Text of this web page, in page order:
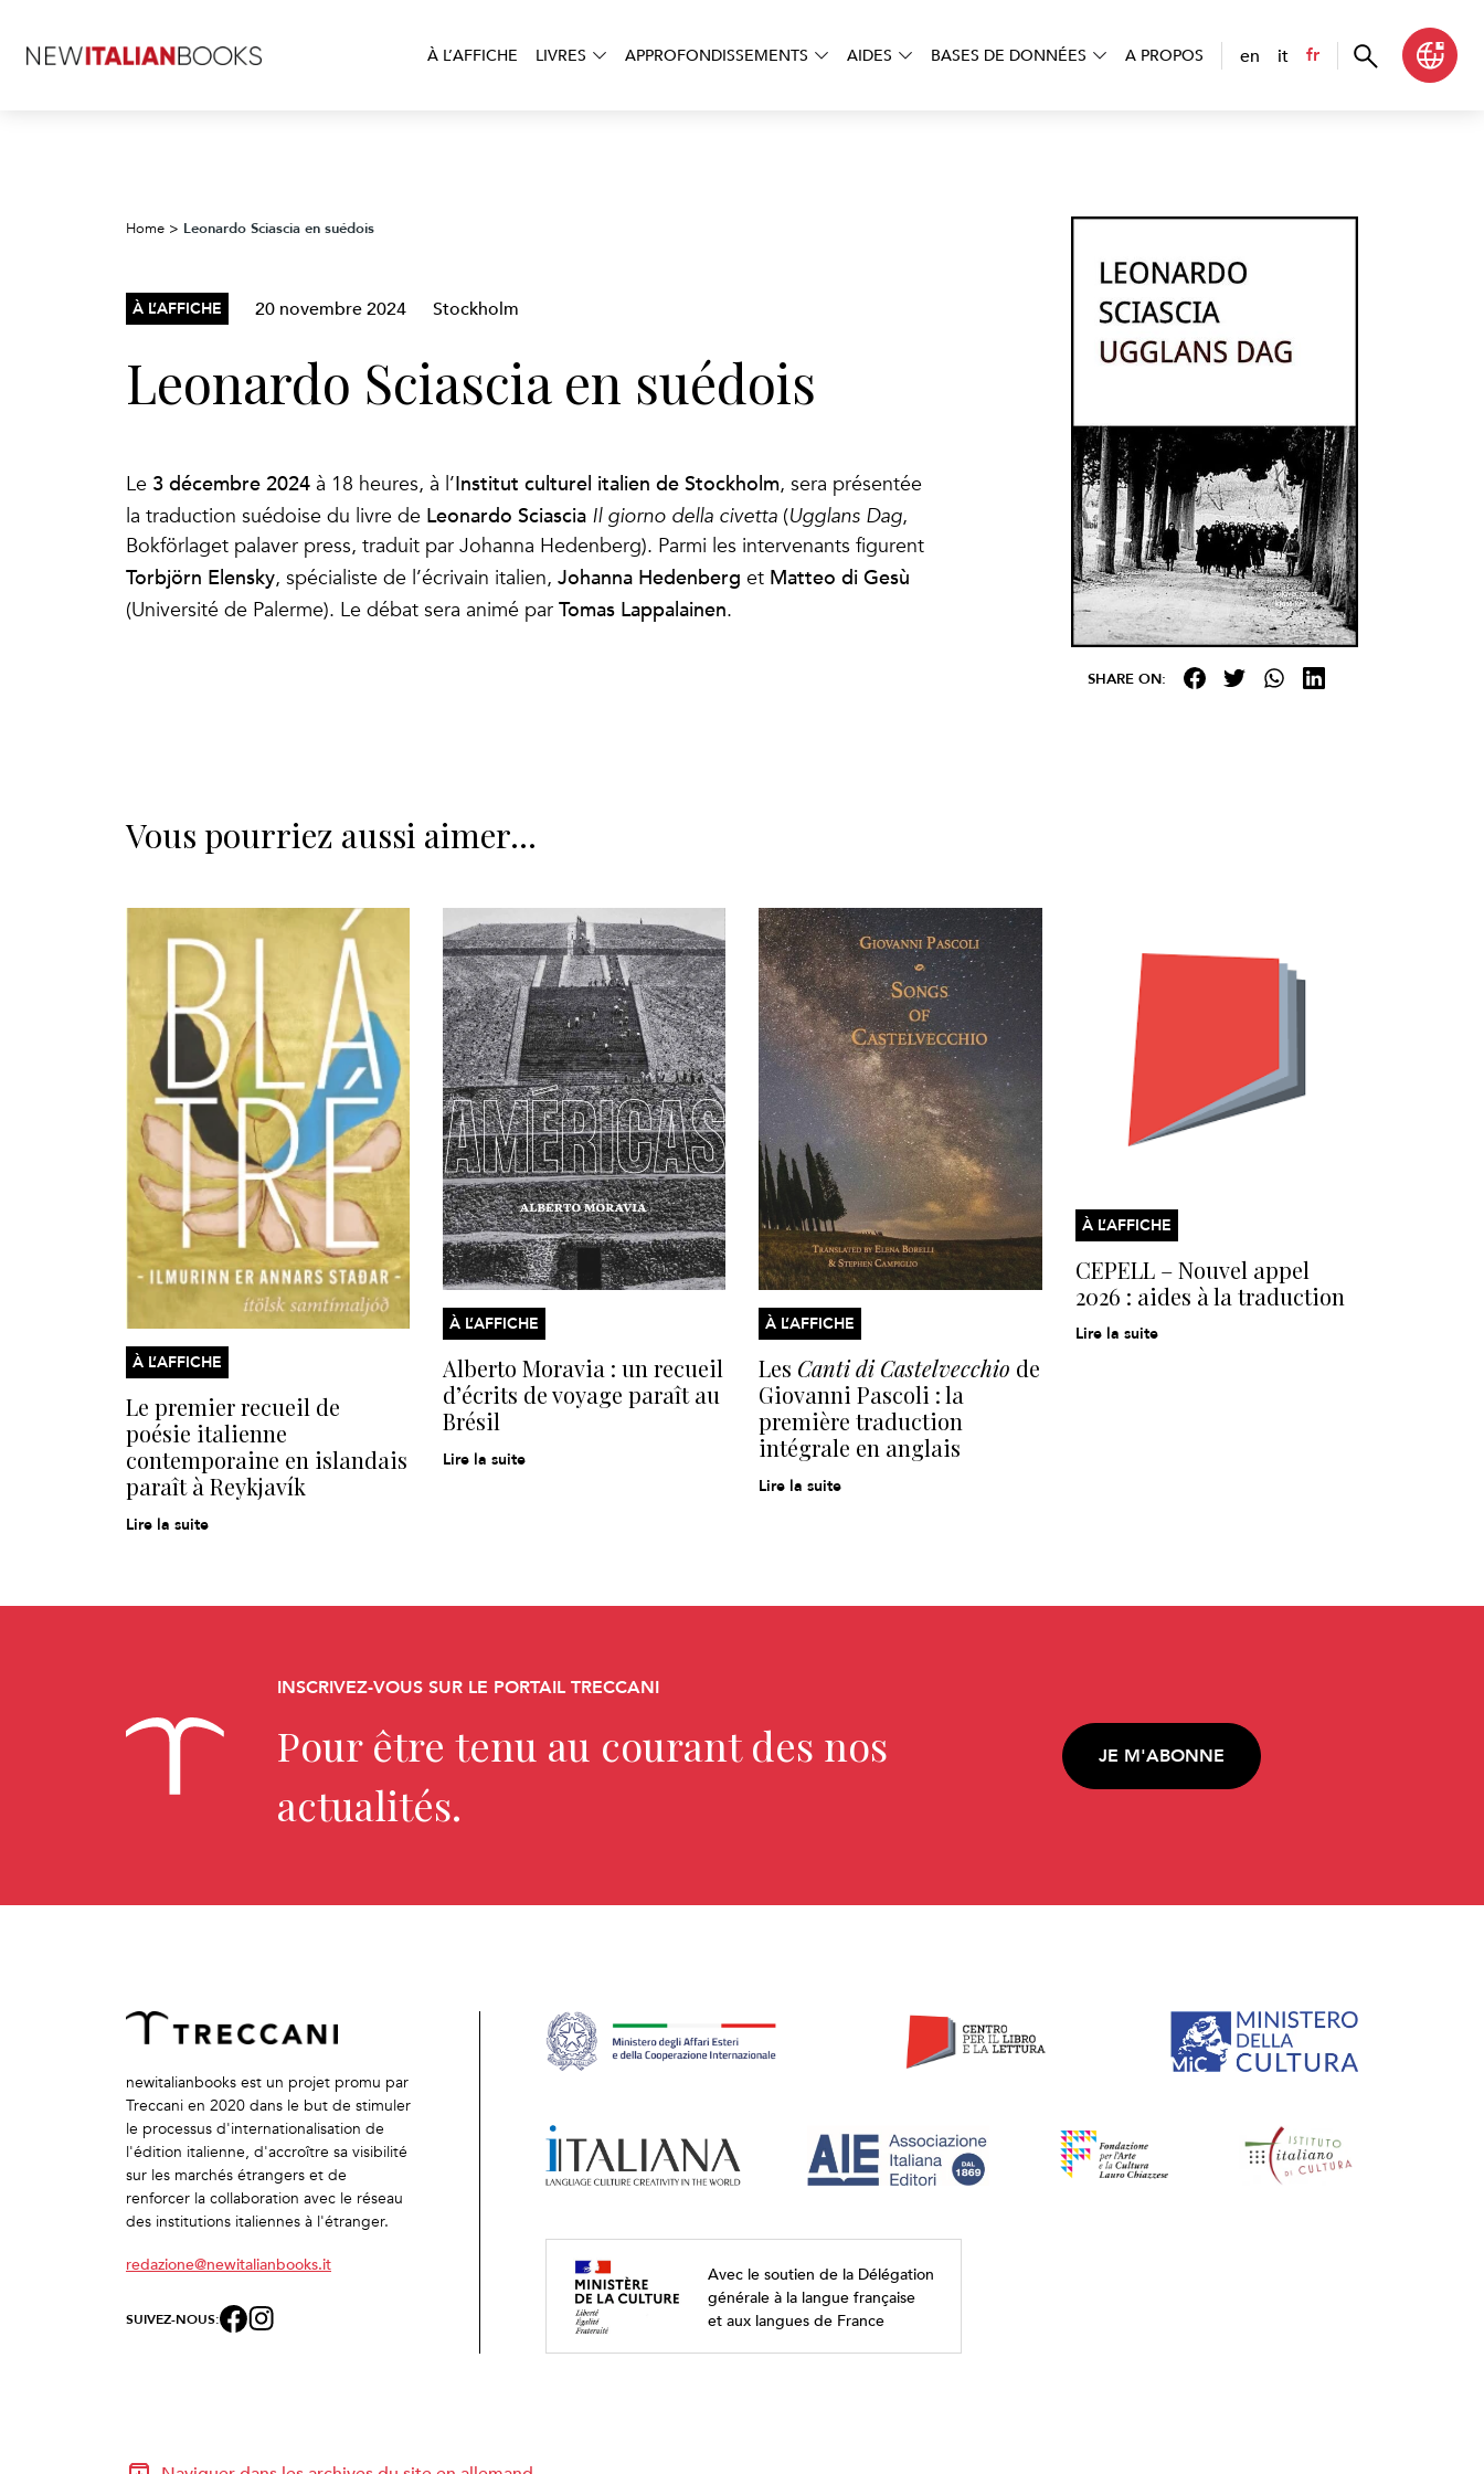
À L’AFFICHE LIVRES APPROFONDISSEMENTS AIDES BASES DE DONNÉES A PROPOS en it fr
Home > Leonardo Sciascia en suédois
À L’AFFICHE 20 novembre 2024 Stockholm
Leonardo Sciascia en suédois
Le 3 décembre 2024 à 18 heures, à l’Institut culturel italien de Stockholm, sera présentée
la traduction suédoise du livre de Leonardo Sciascia Il giorno della civetta (Ugglans Dag,
Bokförlaget palaver press, traduit par Johanna Hedenberg). Parmi les intervenants figurent
Torbjörn Elensky, spécialiste de l’écrivain italien, Johanna Hedenberg et Matteo di Gesù
(Université de Palerme). Le débat sera animé par Tomas Lappalainen.
SHARE ON:
Vous pourriez aussi aimer…
À L’AFFICHE
Le premier recueil de
poésie italienne
contemporaine en islandais
paraît à Reykjavík
Lire la suite
À L’AFFICHE
Alberto Moravia : un recueil
d’écrits de voyage paraît au
Brésil
Lire la suite
À L’AFFICHE
Les Canti di Castelvecchio de
Giovanni Pascoli : la
première traduction
intégrale en anglais
Lire la suite
À L’AFFICHE
CEPELL – Nouvel appel
2026 : aides à la traduction
Lire la suite
INSCRIVEZ-VOUS SUR LE PORTAIL TRECCANI
Pour être tenu au courant des nos
actualités.
JE M'ABONNE
newitalianbooks est un projet promu par
Treccani en 2020 dans le but de stimuler
le processus d'internationalisation de
l'édition italienne, d'accroître sa visibilité
sur les marchés étrangers et de
renforcer la collaboration avec le réseau
des institutions italiennes à l'étranger.
redazione@newitalianbooks.it
SUIVEZ-NOUS:
Avec le soutien de la Délégation
générale à la langue française
et aux langues de France